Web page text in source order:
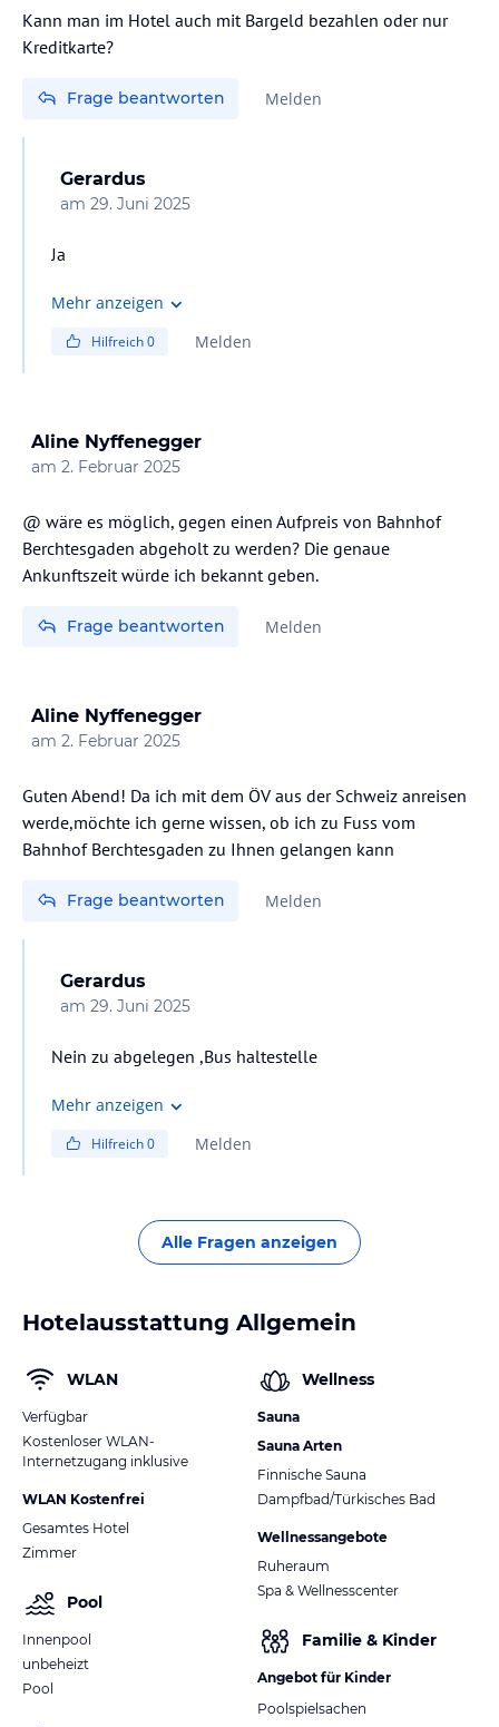
Kann man im Hotel auch mit Bargeld bezahlen oder nur
Kreditkarte?
Frage beantworten Melden
Gerardus
am 29. Juni 2025
Ja
Mehr anzeigen
Hilfreich0 Melden
Aline Nyffenegger
am 2. Februar 2025
@ wäre es möglich, gegen einen Aufpreis von Bahnhof
Berchtesgaden abgeholt zu werden? Die genaue
Ankunftszeit würde ich bekannt geben.
Frage beantworten Melden
Aline Nyffenegger
am 2. Februar 2025
Guten Abend! Da ich mit dem ÖV aus der Schweiz anreisen
werde,möchte ich gerne wissen, ob ich zu Fuss vom
Bahnhof Berchtesgaden zu Ihnen gelangen kann
Frage beantworten Melden
Gerardus
am 29. Juni 2025
Nein zu abgelegen ,Bus haltestelle
Mehr anzeigen
Hilfreich0 Melden
Alle Fragen anzeigen
Hotelausstattung Allgemein
WLAN
Verfügbar
Kostenloser WLAN-
Internetzugang inklusive
WLAN Kostenfrei
Gesamtes Hotel
Zimmer
Pool
Innenpool
unbeheizt
Pool
Wellness
Sauna
Sauna Arten
Finnische Sauna
Dampfbad/Türkisches Bad
Wellnessangebote
Ruheraum
Spa & Wellnesscenter
Familie & Kinder
Angebot für Kinder
Poolspielsachen